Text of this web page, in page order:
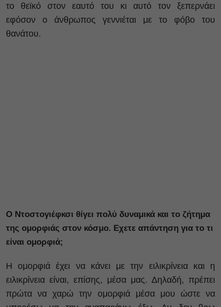
το θεϊκό στον εαυτό του κι αυτό τον ξεπερνάει
εφόσον ο άνθρωπος γεννιέται με το φόβο του
θανάτου.
Ο Ντοστογιέφκσι θίγει πολύ δυναμικά και το ζήτημα
της ομορφιάς στον κόσμο. Εχετε απάντηση για το τι
είναι ομορφιά;
Η ομορφιά έχει να κάνει με την ειλικρίνεια και η
ειλικρίνεια είναι, επίσης, μέσα μας. Δηλαδή, πρέπει
πρώτα να χαρώ την ομορφιά μέσα μου ώστε να